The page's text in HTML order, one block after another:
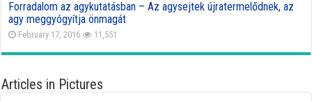
Forradalom az agykutatásban – Az agysejtek újratermelődnek, az
agy meggyógyítja önmagát
February 17, 2016 11,551
Articles in Pictures